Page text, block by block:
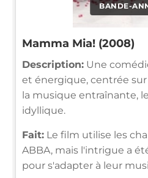
BANDE-
Mamma Mia! (2008)
Description: Une
et énergique, centrée
la musique entraînante,
idyllique.
Fait: Le film utilise les
ABBA, mais l'intrigue a
pour s'adapter à leur